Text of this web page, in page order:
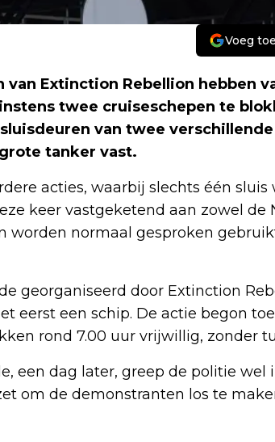
Voeg
van Extinction Rebellion hebben
twee cruiseschepen te
van twee
tanker vast.
acties, waarbij slechts één
keer vastgeketend aan zowel de
worden normaal gesproken
georganiseerd door Extinction
eerst een schip. De actie begon
rond 7.00 uur vrijwillig, zonder
een dag later, greep de politie wel
om de demonstranten los te